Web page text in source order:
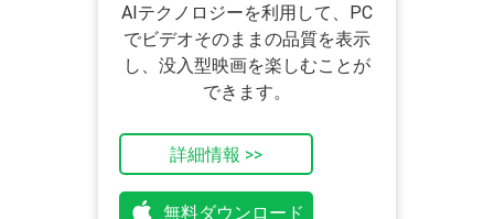
AIテクノロジーを利用して、PC
でビデオそのままの品質を表示
し、没入型映画を楽しむことが
できます。
詳細情報 >>
無料ダウンロード